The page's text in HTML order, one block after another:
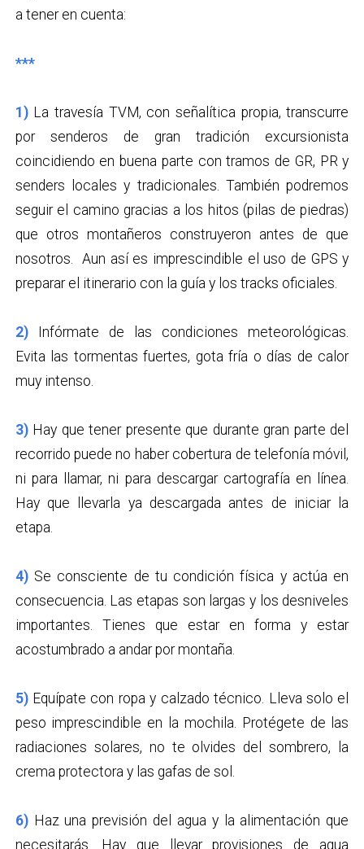
a tener en cuenta:
***
1) La travesía TVM, con señalítica propia, transcurre
por senderos de gran tradición excursionista
coincidiendo en buena parte con tramos de GR, PR y
senders locales y tradicionales. También podremos
seguir el camino gracias a los hitos (pilas de piedras)
que otros montañeros construyeron antes de que
nosotros. Aun así es imprescindible el uso de GPS y
preparar el itinerario con la guía y los tracks oficiales.
2)
Infórmate de las condiciones meteorológicas.
Evita las tormentas fuertes, gota fría o días de calor
muy intenso.
3) Hay que tener presente que durante gran parte del
recorrido puede no haber cobertura de telefonía móvil,
ni para llamar, ni para descargar cartografía en línea.
Hay que llevarla ya descargada antes de iniciar la
etapa.
4) Se consciente de tu condición física y actúa en
consecuencia. Las etapas son largas y los desniveles
importantes. Tienes que estar en forma y estar
acostumbrado a andar por montaña.
5) Equípate con ropa y calzado técnico. Lleva solo el
peso imprescindible en la mochila. Protégete de las
radiaciones solares, no te olvides del sombrero, la
crema protectora y las gafas de sol.
6) Haz una previsión del agua y la alimentación que
necesitarás. Hay que llevar provisiones de agua